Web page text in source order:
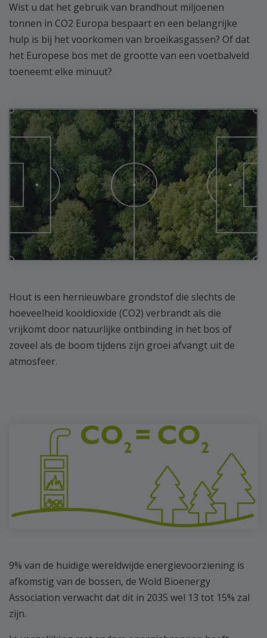
Wist u dat het gebruik van brandhout miljoenen
tonnen in CO2 Europa bespaart en een belangrijke
hulp is bij het voorkomen van broeikasgassen? Of dat
het Europese bos met de grootte van een voetbalveld
toeneemt elke minuut?
Hout is een hernieuwbare grondstof die slechts de
hoeveelheid kooldioxide (CO2) verbrandt als die
vrijkomt door natuurlijke ontbinding in het bos of
zoveel als de boom tijdens zijn groei afvangt uit de
atmosfeer.
9% van de huidige wereldwijde energievoorziening is
afkomstig van de bossen, de Wold Bioenergy
Association verwacht dat dit in 2035 wel 13 tot 15% zal
zijn.